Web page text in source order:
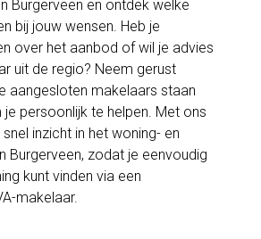
Burgerveen en ontdek welke
bij jouw wensen. Heb je
over het aanbod of wil je advies
uit de regio? Neem gerust
aangesloten makelaars staan
persoonlijk te helpen. Met ons
inzicht in het woning- en
Burgerveen, zodat je eenvoudig
kunt vinden via een
makelaar.